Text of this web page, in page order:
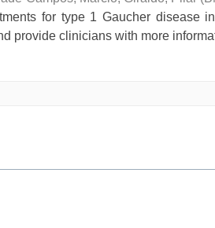
for type 1 Gaucher disease
provide clinicians with more